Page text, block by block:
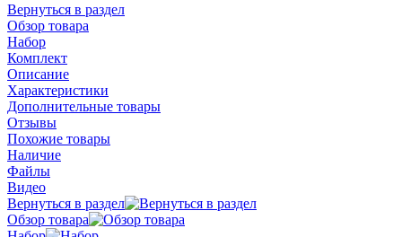
Вернуться в раздел
Обзор товара
Набор
Комплект
Описание
Характеристики
Дополнительные товары
Отзывы
Похожие товары
Наличие
Файлы
Видео
Вернуться в раздел
Обзор товара